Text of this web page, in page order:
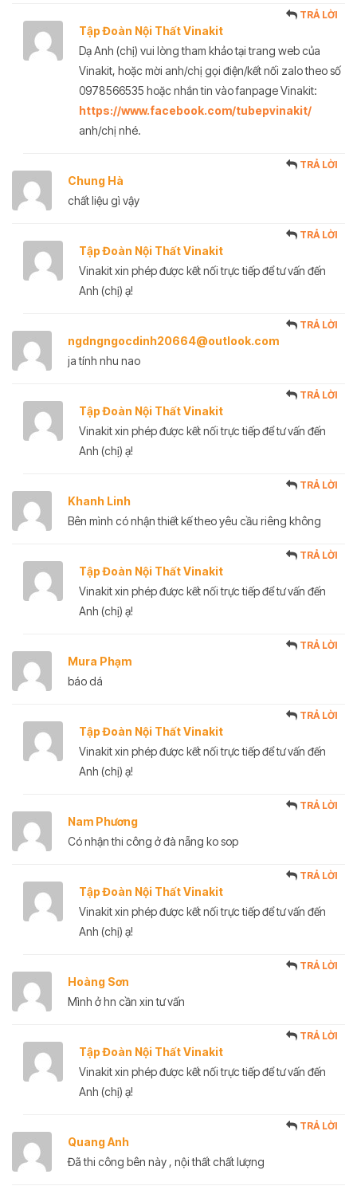
Tập Đoàn Nội Thất Vinakit
TRẢ LỜI
Dạ Anh (chị) vui lòng tham khảo tại trang web của
Vinakit, hoặc mời anh/chị gọi điện/kết nối zalo theo số
0978566535 hoặc nhắn tin vào fanpage Vinakit:
https://www.facebook.com/tubepvinakit/
anh/chị nhé.
Chung Hà
TRẢ LỜI
chất liệu gì vậy
Tập Đoàn Nội Thất Vinakit
TRẢ LỜI
Vinakit xin phép được kết nối trực tiếp để tư vấn đến
Anh (chị) ạ!
ngdngngocdinh20664@outlook.com
TRẢ LỜI
ja tính nhu nao
Tập Đoàn Nội Thất Vinakit
TRẢ LỜI
Vinakit xin phép được kết nối trực tiếp để tư vấn đến
Anh (chị) ạ!
Khanh Linh
TRẢ LỜI
Bên mình có nhận thiết kế theo yêu cầu riêng không
Tập Đoàn Nội Thất Vinakit
TRẢ LỜI
Vinakit xin phép được kết nối trực tiếp để tư vấn đến
Anh (chị) ạ!
Mura Phạm
TRẢ LỜI
báo dá
Tập Đoàn Nội Thất Vinakit
TRẢ LỜI
Vinakit xin phép được kết nối trực tiếp để tư vấn đến
Anh (chị) ạ!
Nam Phương
TRẢ LỜI
Có nhận thi công ở đà nẵng ko sop
Tập Đoàn Nội Thất Vinakit
TRẢ LỜI
Vinakit xin phép được kết nối trực tiếp để tư vấn đến
Anh (chị) ạ!
Hoàng Sơn
TRẢ LỜI
Mình ở hn cần xin tư vấn
Tập Đoàn Nội Thất Vinakit
TRẢ LỜI
Vinakit xin phép được kết nối trực tiếp để tư vấn đến
Anh (chị) ạ!
Quang Anh
TRẢ LỜI
Đã thi công bên này , nội thất chất lượng